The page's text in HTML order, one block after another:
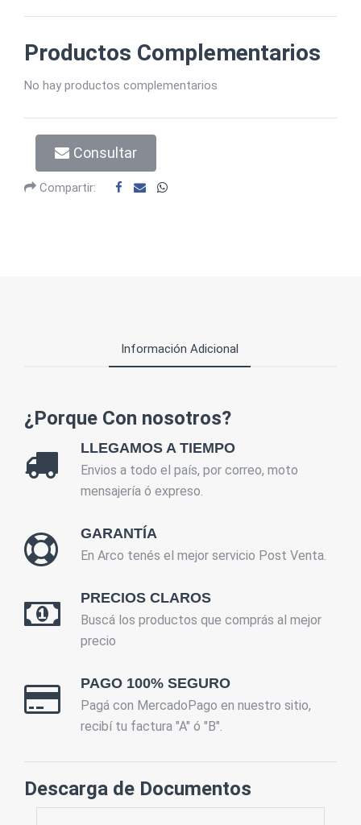
Productos Complementarios
No hay productos complementarios
Consultar
Compartir:
Información Adicional
¿Porque Con nosotros?
LLEGAMOS A TIEMPO
Envios a todo el país, por correo, moto
mensajería ó expreso.
GARANTÍA
En Arco tenés el mejor servicio Post Venta.
PRECIOS CLAROS
Buscá los productos que comprás al mejor
precio
PAGO 100% SEGURO
Pagá con MercadoPago en nuestro sitio,
recibí tu factura "A" ó "B".
Descarga de Documentos